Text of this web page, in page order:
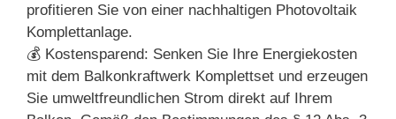
profitieren Sie von einer nachhaltigen Photovoltaik
Komplettanlage.
💰 Kostensparend: Senken Sie Ihre Energiekosten
mit dem Balkonkraftwerk Komplettset und erzeugen
Sie umweltfreundlichen Strom direkt auf Ihrem